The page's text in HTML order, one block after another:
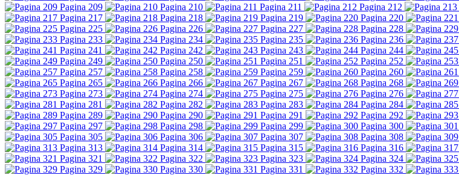
Pagina 209
Pagina 210 Pagina 211 Pagina 212
Pagina 217
Pagina 218 Pagina 219 Pagina 220
Pagina 225
Pagina 226 Pagina 227 Pagina 228
Pagina 233
Pagina 234 Pagina 235 Pagina 236
Pagina 241
Pagina 242 Pagina 243 Pagina 244
Pagina 249
Pagina 250 Pagina 251 Pagina 252
Pagina 257
Pagina 258 Pagina 259 Pagina 260
Pagina 265
Pagina 266 Pagina 267 Pagina 268
Pagina 273
Pagina 274 Pagina 275 Pagina 276
Pagina 281
Pagina 282 Pagina 283 Pagina 284
Pagina 289
Pagina 290 Pagina 291 Pagina 292
Pagina 297
Pagina 298 Pagina 299 Pagina 300
Pagina 305
Pagina 306 Pagina 307 Pagina 308
Pagina 313
Pagina 314 Pagina 315 Pagina 316
Pagina 321
Pagina 322 Pagina 323 Pagina 324
Pagina 329
Pagina 330 Pagina 331 Pagina 332